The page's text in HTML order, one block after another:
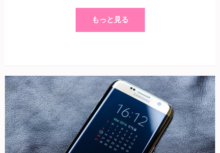
もっと見る